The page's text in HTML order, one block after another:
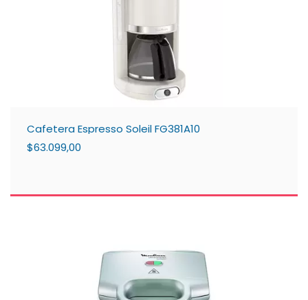
Cafetera Espresso Soleil FG381A10
$63.099,00